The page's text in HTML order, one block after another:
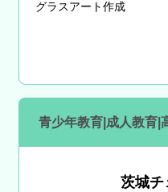
グラスアート作成
青少年教育|成人教育|
茨城チ